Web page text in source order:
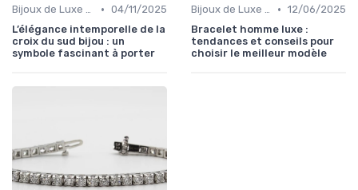
Bijoux de Luxe pour Femmes • 04/11/2025
L’élégance intemporelle de la
croix du sud bijou : un
symbole fascinant à porter
Bijoux de Luxe pour Hommes • 12/06/2025
Bracelet homme luxe :
tendances et conseils pour
choisir le meilleur modèle